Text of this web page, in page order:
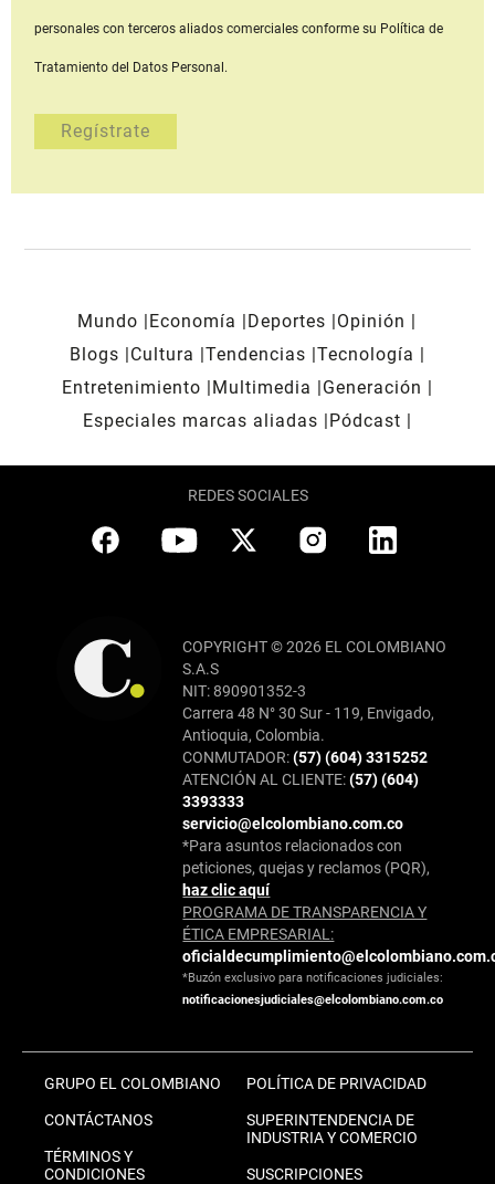
personales con terceros aliados comerciales conforme su Política de
Tratamiento del Datos Personal.
Mundo Economía Deportes
Opinión
Blogs
Cultura Tendencias Tecnología
Entretenimiento
Multimedia
Generación
Especiales marcas aliadas
Pódcast
REDES SOCIALES
COPYRIGHT © 2026 EL COLOMBIANO
S.A.S
NIT: 890901352-3
Carrera 48 N° 30 Sur - 119, Envigado,
Antioquia, Colombia.
CONMUTADOR:(57) (604) 3315252
ATENCIÓN AL CLIENTE:(57) (604)
3393333
servicio@elcolombiano.com.co
*Para asuntos relacionados con
peticiones, quejas y reclamos (PQR),
haz clic aquí
PROGRAMA DE TRANSPARENCIA Y
ÉTICA EMPRESARIAL:
*Buzón exclusivo para notificaciones judiciales:
notificacionesjudiciales@elcolombiano.com.co
GRUPO EL COLOMBIANO
CONTÁCTANOS
TÉRMINOS Y
CONDICIONES
POLÍTICA DE PRIVACIDAD
SUPERINTENDENCIA DE
INDUSTRIA Y COMERCIO
SUSCRIPCIONES